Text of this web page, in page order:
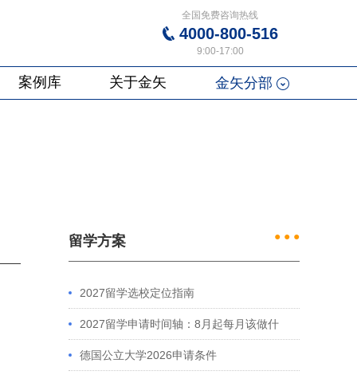
全国免费咨询热线
4000-800-516
9:00-17:00
案例库 关于金矢 金矢分部
留学方案 ● ● ●
2027留学选校定位指南
2027留学申请时间轴：8月起每月该做什
么？英、美、澳、港申请全攻略
德国公立大学2026申请条件